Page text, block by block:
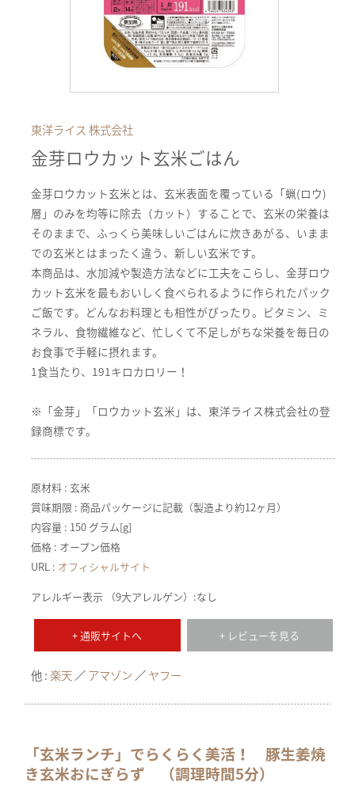
東洋ライス 株式会社
金芽ロウカット玄米ごはん
金芽ロウカット玄米とは、玄米表面を覆っている「蝋(ロウ)
層」のみを均等に除去（カット）することで、玄米の栄養は
そのままで、ふっくら美味しいごはんに炊きあがる、いまま
での玄米とはまったく違う、新しい玄米です。
本商品は、水加減や製造方法などに工夫をこらし、金芽ロウ
カット玄米を最もおいしく食べられるように作られたパック
ご飯です。どんなお料理とも相性がぴったり。ビタミン、ミ
ネラル、食物繊維など、忙しくて不足しがちな栄養を毎日の
お食事で手軽に摂れます。
1食当たり、191キロカロリー！
※「金芽」「ロウカット玄米」は、東洋ライス株式会社の登
録商標です。
原材料 : 玄米
賞味期限 : 商品パッケージに記載（製造より約12ヶ月）
内容量 : 150 グラム[g]
価格 : オープン価格
URL : オフィシャルサイト
アレルギー表示 （9大アレルゲン）:なし
+ 通販サイトへ + レビューを見る
他 :楽天 アマゾン ヤフー
「玄米ランチ」でらくらく美活！ 豚生姜焼
き玄米おにぎらず （調理時間5分）